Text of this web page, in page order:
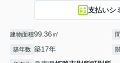
支払いシ
建物面積99.36㎡
築年数 築17年